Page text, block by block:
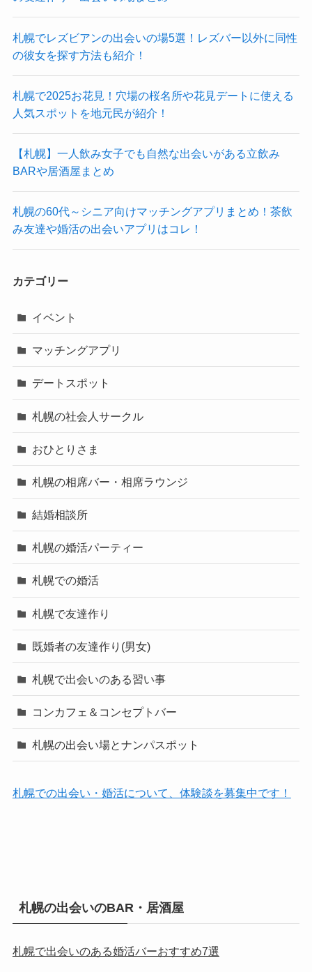
札幌でレズビアンの出会いの場5選！レズバー以外に同性
の彼女を探す方法も紹介！
札幌で2025お花見！穴場の桜名所や花見デートに使える
人気スポットを地元民が紹介！
【札幌】一人飲み女子でも自然な出会いがある立飲み
BARや居酒屋まとめ
札幌の60代～シニア向けマッチングアプリまとめ！茶飲
み友達や婚活の出会いアプリはコレ！
カテゴリー
イベント
マッチングアプリ
デートスポット
札幌の社会人サークル
おひとりさま
札幌の相席バー・相席ラウンジ
結婚相談所
札幌の婚活パーティー
札幌での婚活
札幌で友達作り
既婚者の友達作り(男女)
札幌で出会いのある習い事
コンカフェ＆コンセプトバー
札幌の出会い場とナンパスポット
札幌での出会い・婚活について、体験談を募集中です！
札幌の出会いのBAR・居酒屋
札幌で出会いのある婚活バーおすすめ7選